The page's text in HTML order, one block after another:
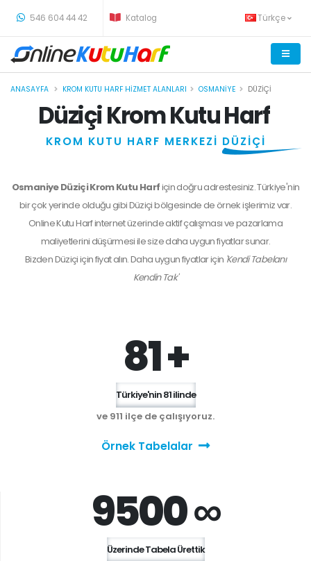
546 604 44 42 Katalog Türkçe
ANASAYFA KROM KUTU HARF HIZMET ALANLARI OSMANIYE DÜZIÇI
Düziçi Krom Kutu Harf
KROM KUTU HARF MERKEZİ DÜZİÇİ
Osmaniye Düziçi Krom Kutu Harfiçin doğru adrestesiniz. Türkiye'nin
bir çok yerinde olduğu gibi Düziçi bölgesinde de örnek işlerimiz var.
Online Kutu Harf internet üzerinde aktif çalışması ve pazarlama
maliyetlerini düşürmesi ile size daha uygun fiyatlar sunar.
BizdenDüziçiiçin fiyat alın. Daha uygun fiyatlar için 'Kendi Tabelanı
Kendin Tak'
81 +
Türkiye'nin 81 ilinde
ve 911 ilçe de çalışıyoruz.
Örnek Tabelalar
9500 ∞
Üzerinde Tabela Ürettik